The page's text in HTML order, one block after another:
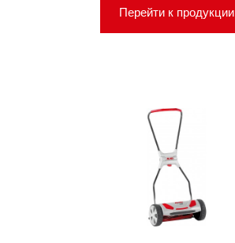
Перейти к продукции